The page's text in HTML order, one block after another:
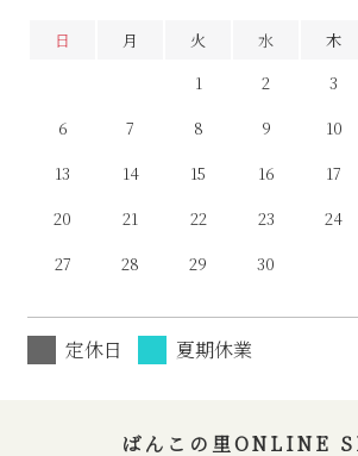
日 月 火 水 木
1
2 3
6
7 8 9 10
13
14 15 16 17
20
21 22 23 24
27
28 29 30
定休日 夏期休業
ばんこの里ONLINE